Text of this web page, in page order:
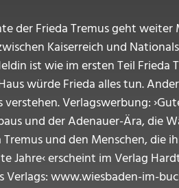
der Frieda Tremus geht
Kaiserreich und
ist wie im ersten Teil
würde Frieda alles tun.
verstehen. Verlagswerbung:
und der Adenauer-Ära, die
und den Menschen, die
Jahre‹ erscheint im Verlag
Verlags: www.wiesbaden-im-